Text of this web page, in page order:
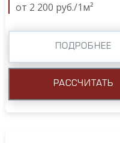
от 2 200 руб./1м²
ПОДРОБНЕЕ
РАССЧИТАТЬ